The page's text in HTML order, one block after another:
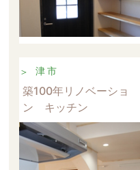
津市
築100年リノベーショ
ン キッチン